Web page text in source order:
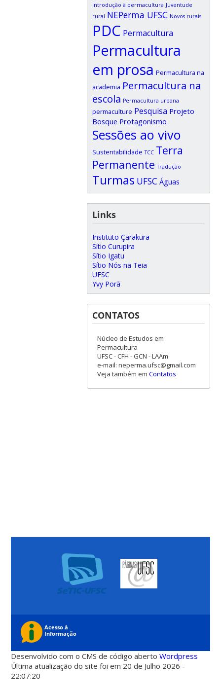
Introdução à permacultura Juventude
rural NEPerma UFSC Novos rurais
PDC Permacultura
Permacultura
em prosa Permacultura na
academia Permacultura na
escola Permacultura urbana
permaculture Pesquisa Projeto
Bosque Protagonismo
Sessões ao vivo
Sustentabilidade TCC Terra
Permanente Tradução
Turmas UFSC Águas
Links
Instituto Çarakura
Sítio Curupira
Sítio Igatu
Sítio Nós na Teia
UFSC
Yvy Porã
CONTATOS
Núcleo de Estudos em
Permacultura
UFSC - CFH - GCN - LAAm
e-mail: neperma.ufsc@gmail.com
Veja também em Contatos
Desenvolvido com o CMS de código abertoWordpress
Última atualização do site foi em 20 de Julho 2026 -
22:07:20